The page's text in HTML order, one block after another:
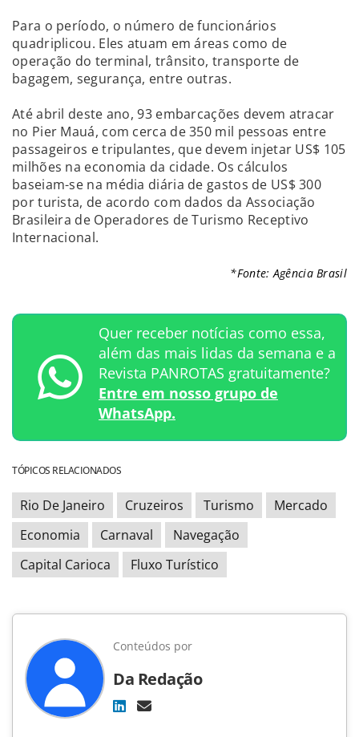
Para o período, o número de funcionários
quadriplicou. Eles atuam em áreas como de
operação do terminal, trânsito, transporte de
bagagem, segurança, entre outras.
Até abril deste ano, 93 embarcações devem atracar
no Pier Mauá, com cerca de 350 mil pessoas entre
passageiros e tripulantes, que devem injetar US$ 105
milhões na economia da cidade. Os cálculos
baseiam-se na média diária de gastos de US$ 300
por turista, de acordo com dados da Associação
Brasileira de Operadores de Turismo Receptivo
Internacional.
*Fonte: Agência Brasil
Quer receber notícias como essa,
além das mais lidas da semana e a
Revista PANROTAS gratuitamente?
Entre em nosso grupo de
WhatsApp.
TÓPICOS RELACIONADOS
Rio De Janeiro Cruzeiros Turismo
Mercado
Economia
Carnaval
Navegação
Capital Carioca
Fluxo Turístico
Conteúdos por
Da Redação